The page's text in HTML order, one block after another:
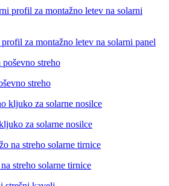
za montažno letev na solarni panel
streho
za solarne nosilce
streho solarne tirnice